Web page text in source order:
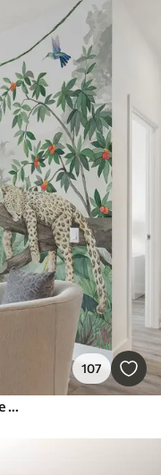
107
Muurschildering Panorama van jungle met dieren